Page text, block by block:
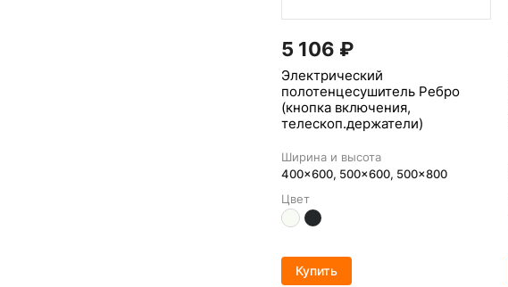
5 106 ₽
Электрический
полотенцесушитель Ребро
(кнопка включения,
телескоп.держатели)
Ширина и высота
400x600, 500x600, 500x800
Цвет
Купить